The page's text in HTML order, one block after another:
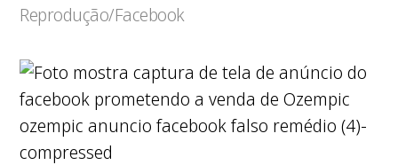
Reprodução/Facebook
ozempic anuncio facebook falso remédio (4)-
compressed